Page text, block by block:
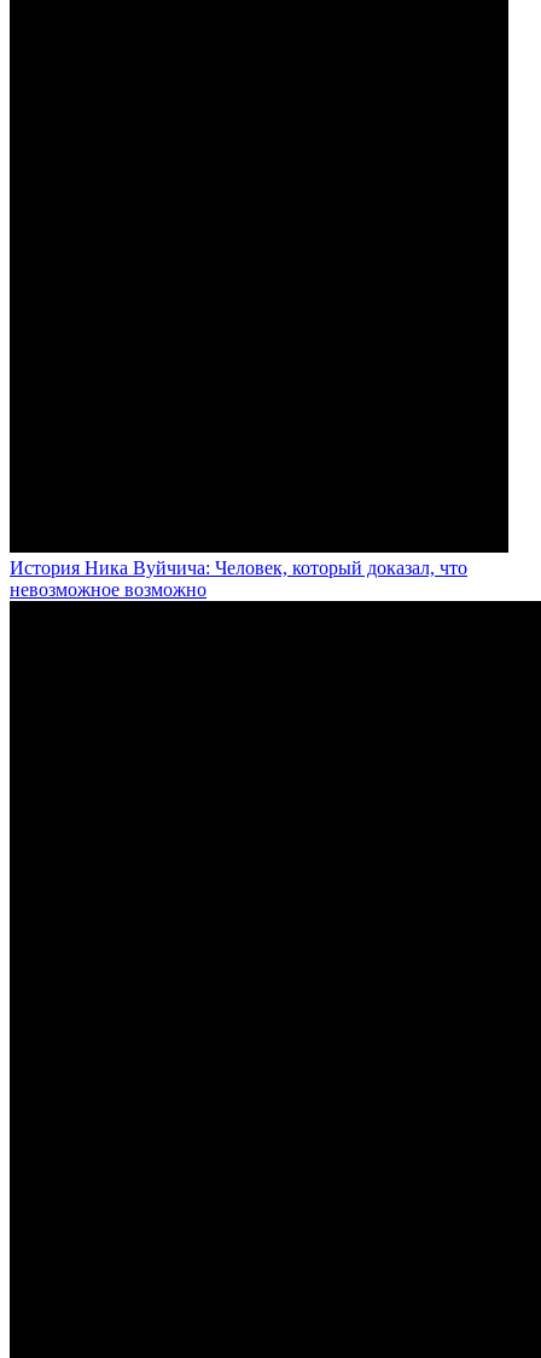
История Ника Вуйчича: Человек, который доказал, что
невозможное возможно